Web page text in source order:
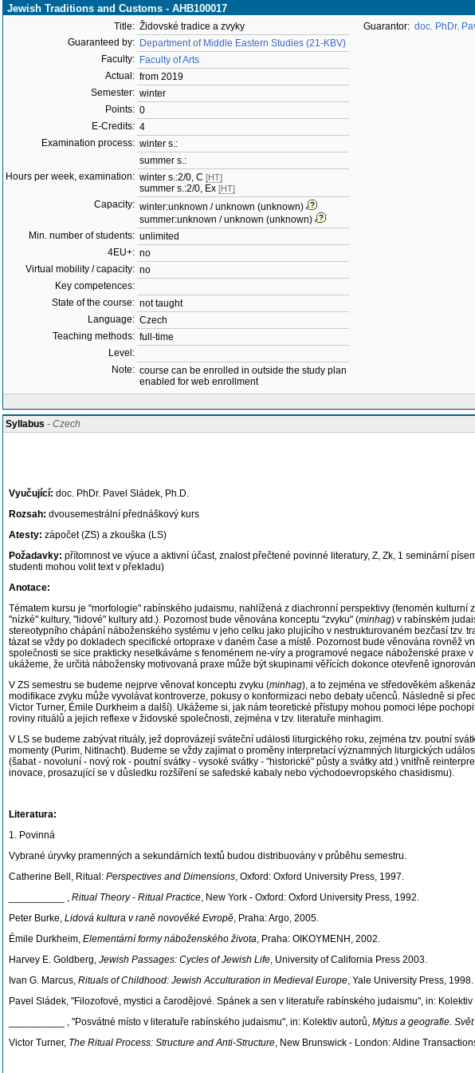
Jewish Traditions and Customs - AHB100017
Title: Židovské tradice a zvyky
Guaranteed by: Department of Middle Eastern Studies (21-KBV)
Faculty: Faculty of Arts
Actual: from 2019
Semester: winter
Points: 0
E-Credits: 4
Examination process: winter s.:
summer s.:
Hours per week, examination: winter s.:2/0, C [HT]
summer s.:2/0, Ex [HT]
Capacity: winter:unknown / unknown (unknown)
summer:unknown / unknown (unknown)
Min. number of students: unlimited
4EU+: no
Virtual mobility / capacity: no
Key competences:
State of the course: not taught
Language: Czech
Teaching methods: full-time
Level:
Note: course can be enrolled in outside the study plan
enabled for web enrollment
Guarantor: doc. PhDr.
Syllabus - Czech
Vyučující: doc. PhDr. Pavel Sládek, Ph.D.
Rozsah: dvousemestrální přednáškový kurs
Atesty: zápočet (ZS) a zkouška (LS)
Požadavky: přítomnost ve výuce a aktivní účast, znalost přečtené povinné literatury, Z, Zk, 1 seminární
studenti mohou volit text v překladu)
Anotace:
Tématem kursu je "morfologie" rabínského judaismu, nahlížená z diachronní perspektivy (fenomén
"nízké" kultury, "lidové" kultury atd.). Pozornost bude věnována konceptu "zvyku" (minhag) v rabínském
stereotypního chápání náboženského systému v jeho celku jako plujícího v nestrukturovaném bezčasí
tázat se vždy po dokladech specifické ortopraxe v daném čase a místě. Pozornost bude věnována rovněž
společnosti se sice prakticky nesetkáváme s fenoménem ne-víry a programové negace náboženské
ukážeme, že určitá nábožensky motivovaná praxe může být skupinami věřících dokonce otevřeně
V ZS semestru se budeme nejprve věnovat konceptu zvyku (minhag), a to zejména ve středověkém
modifikace zvyku může vyvolávat kontroverze, pokusy o konformizaci nebo debaty učenců. Následně si
Victor Turner, Émile Durkheim a další). Ukážeme si, jak nám teoretické přístupy mohou pomoci lépe
roviny rituálů a jejich reflexe v židovské společnosti, zejména v tzv. literatuře minhagim.
V LS se budeme zabývat rituály, jež doprovázejí sváteční události liturgického roku, zejména tzv. poutní
momenty (Purim, Nitlnacht). Budeme se vždy zajímat o proměny interpretací významných liturgických
(šabat - novoluní - nový rok - poutní svátky - vysoké svátky - "historické" půsty a svátky atd.) vnitřně
inovace, prosazující se v důsledku rozšíření se safedské kabaly nebo východoevropského chasidismu).
Literatura:
1. Povinná
Vybrané úryvky pramenných a sekundárních textů budou distribuovány v průběhu semestru.
Catherine Bell, Ritual: Perspectives and Dimensions, Oxford: Oxford University Press, 1997.
__________ , Ritual Theory - Ritual Practice, New York - Oxford: Oxford University Press, 1992.
Peter Burke, Lidová kultura v raně novověké Evropě, Praha: Argo, 2005.
Émile Durkheim, Elementární formy náboženského života, Praha: OIKOYMENH, 2002.
Harvey E. Goldberg, Jewish Passages: Cycles of Jewish Life, University of California Press 2003.
Ivan G. Marcus, Rituals of Childhood: Jewish Acculturation in Medieval Europe, Yale University Press, 1998.
Pavel Sládek, "Filozofové, mystici a čarodějové. Spánek a sen v literatuře rabínského judaismu", in: Kolektiv
__________ , "Posvátné místo v literatuře rabínského judaismu", in: Kolektiv autorů, Mýtus a geografie.
Victor Turner, The Ritual Process: Structure and Anti-Structure, New Brunswick - London: Aldine